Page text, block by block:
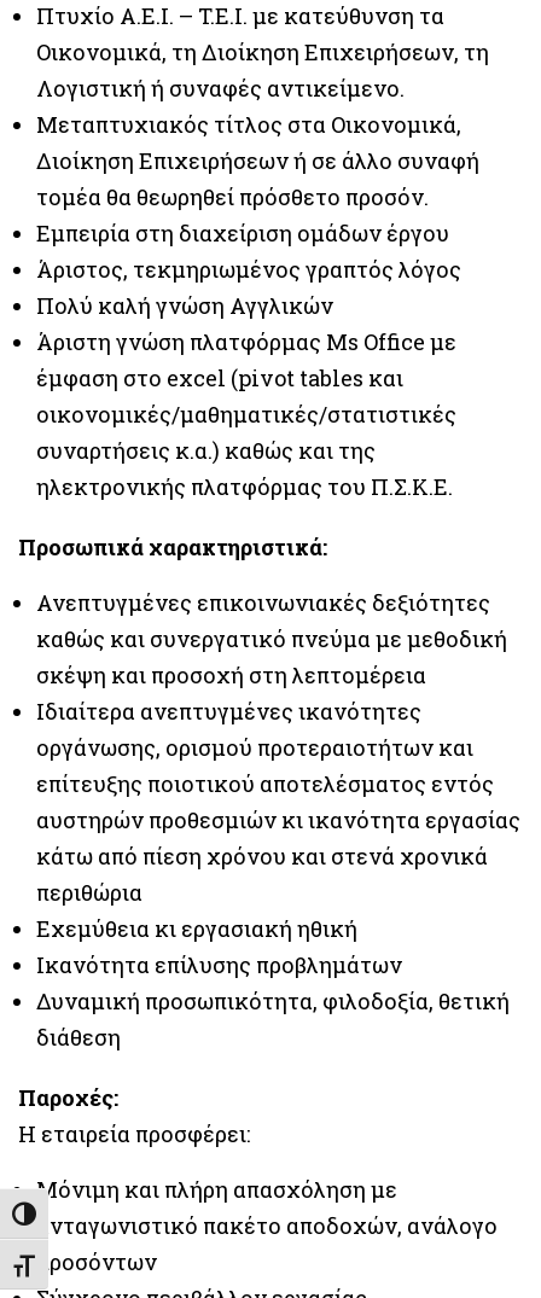
Εναλλαγή Υψηλής Αντίθεσης
Εναλλαγή Μεγέθους Γραμμάτων
Πτυχίο Α.Ε.Ι. – T.E.I. με κατεύθυνση τα
Οικονομικά, τη Διοίκηση Επιχειρήσεων, τη
Λογιστική ή συναφές αντικείμενο.
Μεταπτυχιακός τίτλος στα Οικονομικά,
Διοίκηση Επιχειρήσεων ή σε άλλο συναφή
τομέα θα θεωρηθεί πρόσθετο προσόν.
Εμπειρία στη διαχείριση ομάδων έργου
Άριστος, τεκμηριωμένος γραπτός λόγος
Πολύ καλή γνώση Αγγλικών
Άριστη γνώση πλατφόρμας Ms Office με
έμφαση στο excel (pivot tables και
οικονομικές/μαθηματικές/στατιστικές
συναρτήσεις κ.α.) καθώς και της
ηλεκτρονικής πλατφόρμας του Π.Σ.Κ.Ε.
Προσωπικά χαρακτηριστικά:
Ανεπτυγμένες επικοινωνιακές δεξιότητες
καθώς και συνεργατικό πνεύμα με μεθοδική
σκέψη και προσοχή στη λεπτομέρεια
Ιδιαίτερα ανεπτυγμένες ικανότητες
οργάνωσης, ορισμού προτεραιοτήτων και
επίτευξης ποιοτικού αποτελέσματος εντός
αυστηρών προθεσμιών κι ικανότητα εργασίας
κάτω από πίεση χρόνου και στενά χρονικά
περιθώρια
Εχεμύθεια κι εργασιακή ηθική
Ικανότητα επίλυσης προβλημάτων
Δυναμική προσωπικότητα, φιλοδοξία, θετική
διάθεση
Παροχές:
Η εταιρεία προσφέρει:
Μόνιμη και πλήρη απασχόληση με
ανταγωνιστικό πακέτο αποδοχών, ανάλογο
προσόντων